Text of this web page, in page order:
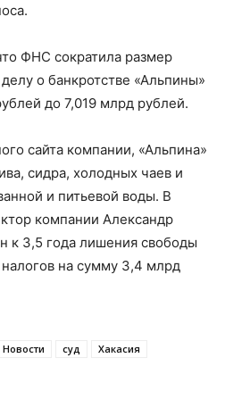
ФНС сократила размер
о банкротстве «Альпины»
до 7,019 млрд рублей.
сайта компании, «Альпина»
сидра, холодных чаев и
и питьевой воды. В
компании Александр
к 3,5 года лишения свободы
на сумму 3,4 млрд
Новости суд Хакасия